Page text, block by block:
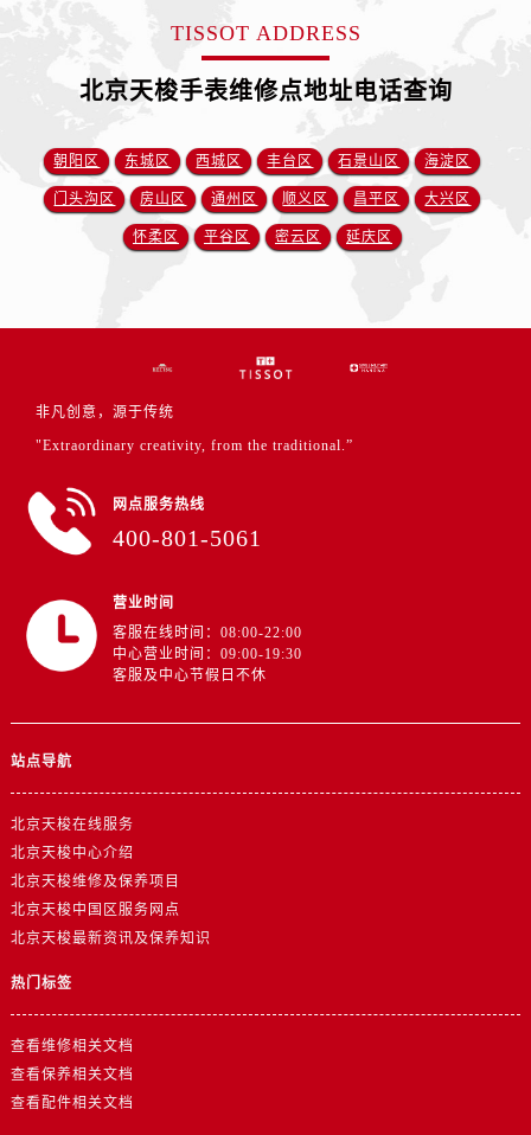
TISSOT ADDRESS
北京天梭手表维修点地址电话查询
朝阳区 东城区 西城区 丰台区 石景山区 海淀区
门头沟区 房山区 通州区 顺义区 昌平区 大兴区
怀柔区 平谷区 密云区 延庆区
非凡创意，源于传统
"Extraordinary creativity, from the traditional.”
网点服务热线
400-801-5061
营业时间
客服在线时间：08:00-22:00
中心营业时间：09:00-19:30
客服及中心节假日不休
站点导航
北京天梭在线服务
北京天梭中心介绍
北京天梭维修及保养项目
北京天梭中国区服务网点
北京天梭最新资讯及保养知识
热门标签
查看维修相关文档
查看保养相关文档
查看配件相关文档